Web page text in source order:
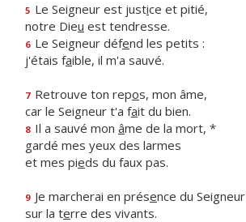
5 Le Seigneur est justice et pitié,
notre Dieu est tendresse.
6 Le Seigneur défend les petits :
j'étais faible, il m'a sauvé.
7 Retrouve ton repos, mon âme,
car le Seigneur t'a fait du bien.
8 Il a sauvé mon âme de la mort, *
gardé mes yeux des larmes
et mes pieds du faux pas.
9 Je marcherai en présence du Seigneur
sur la terre des vivants.